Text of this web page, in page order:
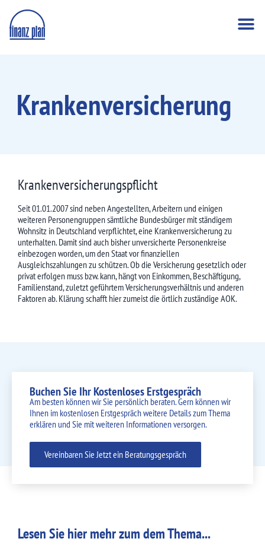
Kranken­versicherung
Kranken­versicherungs­pflicht
Seit 01.01.2007 sind neben Angestellten, Arbeitern und einigen
weiteren Personengruppen sämtliche Bundesbürger mit ständigem
Wohnsitz in Deutschland verpflichtet, eine Krankenversicherung zu
unterhalten. Damit sind auch bisher unversicherte Personenkreise
einbezogen worden, um den Staat vor finanziellen
Ausgleichszahlungen zu schützen. Ob die Versicherung gesetzlich oder
privat erfolgen muss bzw. kann, hängt von Einkommen, Beschäftigung,
Familienstand, zuletzt geführtem Versicherungsverhältnis und anderen
Faktoren ab. Klärung schafft hier zumeist die örtlich zuständige AOK.
Buchen Sie Ihr Kostenloses Erstgespräch
Am besten können wir Sie persönlich beraten. Gern können wir
Ihnen im kostenlosen Erstgespräch weitere Details zum Thema
erklären und Sie mit weiteren Informationen versorgen.
Vereinbaren Sie Jetzt ein Beratungsgespräch
Lesen Sie hier mehr zum dem Thema...